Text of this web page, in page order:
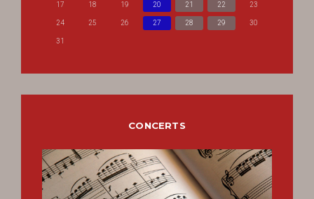
17 18 19 20 21 22 23
24 25 26 27 28 29 30
31
CONCERTS